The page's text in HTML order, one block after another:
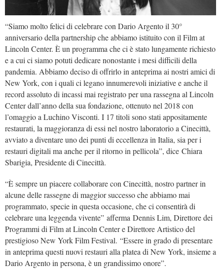
“Siamo molto felici di celebrare con Dario Argento il 30°
anniversario della partnership che abbiamo istituito con il Film at
Lincoln Center. È un programma che ci è stato lungamente richiesto
e a cui ci siamo potuti dedicare nonostante i mesi difficili della
pandemia. Abbiamo deciso di offrirlo in anteprima ai nostri amici di
New York, con i quali ci legano innumerevoli iniziative e anche il
record assoluto di incassi mai registrato per una rassegna al Lincoln
Center dall’anno della sua fondazione, ottenuto nel 2018 con
l’omaggio a Luchino Visconti. I 17 titoli sono stati appositamente
restaurati, la maggioranza di essi nel nostro laboratorio a Cinecittà,
avviato a diventare uno dei punti di eccellenza in Italia, sia per i
restauri digitali ma anche per il ritorno in pellicola”, dice Chiara
Sbarigia, Presidente di Cinecittà.
“È sempre un piacere collaborare con Cinecittà, nostro partner in
alcune delle rassegne di maggior successo che abbiamo mai
programmato, specie in questa occasione, che ci consentirà di
celebrare una leggenda vivente” afferma Dennis Lim, Direttore dei
Programmi di Film at Lincoln Center e Direttore Artistico del
prestigioso New York Film Festival. “Essere in grado di presentare
in anteprima questi nuovi restauri alla platea di New York, insieme a
Dario Argento in persona, è un grandissimo onore”.